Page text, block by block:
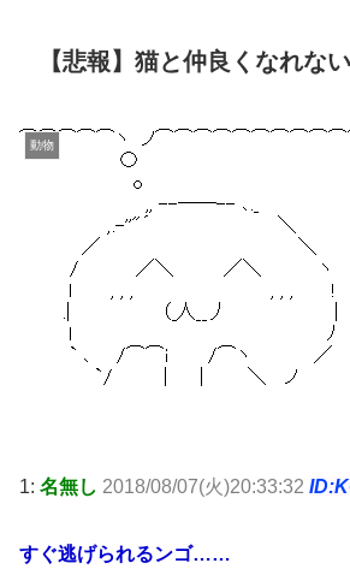
【悲報】猫と仲良くなれ
動物
1: 名無し 2018/08/07(火)20:33:32
すぐ逃げられるンゴ……